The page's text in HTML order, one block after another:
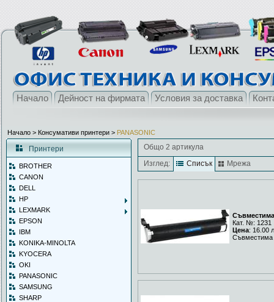
Начало Дейност на фирмата Условия за доставка
Начало > Консумативи принтери > PANASONIC
Принтери
BROTHER
CANON
DELL
HP
LEXMARK
EPSON
IBM
KONIKA-MINOLTA
KYOCERA
OKI
PANASONIC
SAMSUNG
SHARP
Общо 2 артикула
Изглед:
Списък Мрежа
Съвместима
Кат. №: 1231
Цена: 16.00
Съвместима